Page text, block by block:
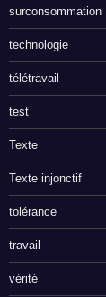
surconsommation
technologie
télétravail
test
Texte
Texte injonctif
tolérance
travail
vérité